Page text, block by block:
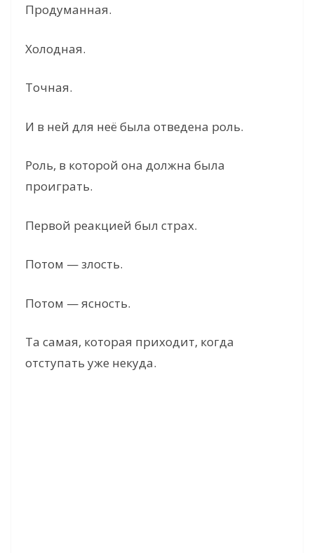
Продуманная.
Холодная.
Точная.
И в ней для неё была отведена роль.
Роль, в которой она должна была
проиграть.
Первой реакцией был страх.
Потом — злость.
Потом — ясность.
Та самая, которая приходит, когда
отступать уже некуда.